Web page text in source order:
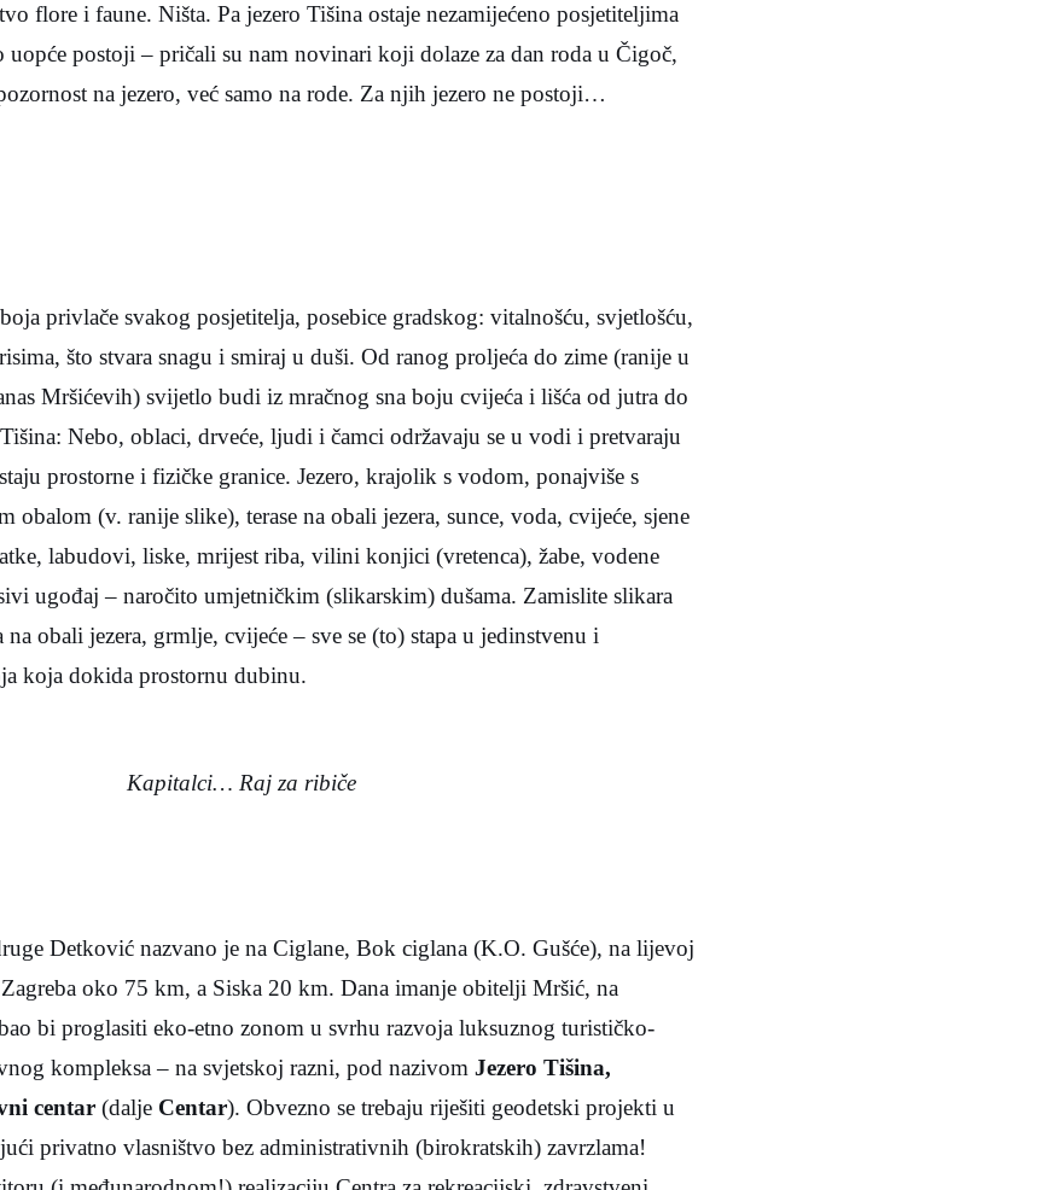
flore i faune. Ništa. Pa jezero Tišina ostaje nezamijećeno posjetiteljima
uopće postoji – pričali su nam novinari koji dolaze za dan roda u Čigoč,
na jezero, već samo na rode. Za njih jezero ne postoji…
privlače svakog posjetitelja, posebice gradskog: vitalnošću, svjetlošću,
što stvara snagu i smiraj u duši. Od ranog proljeća do zime (ranije u
Mršićevih) svijetlo budi iz mračnog sna boju cvijeća i lišća od jutra do
Nebo, oblaci, drveće, ljudi i čamci održavaju se u vodi i pretvaraju
prostorne i fizičke granice. Jezero, krajolik s vodom, ponajviše s
obalom (v. ranije slike), terase na obali jezera, sunce, voda, cvijeće, sjene
labudovi, liske, mrijest riba, vilini konjici (vretenca), žabe, vodene
ugođaj – naročito umjetničkim (slikarskim) dušama. Zamislite slikara
obali jezera, grmlje, cvijeće – sve se (to) stapa u jedinstvenu i
koja dokida prostornu dubinu.
Kapitalci… Raj za ribiče
Detković nazvano je na Ciglane, Bok ciglana (K.O. Gušće), na lijevoj
oko 75 km, a Siska 20 km. Dana imanje obitelji Mršić, na
bi proglasiti eko-etno zonom u svrhu razvoja luksuznog turističko-
kompleksa – na svjetskoj razni, pod nazivom Jezero Tišina,
centar (dalje Centar). Obvezno se trebaju riješiti geodetski projekti u
privatno vlasništvo bez administrativnih (birokratskih) zavrzlama!